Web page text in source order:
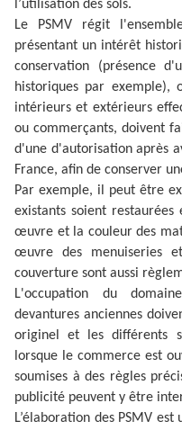
l’utilisation des sols.
Le PSMV régit
présentant un intérêt
conservation (présence
historiques par exemple),
intérieurs et extérieurs
ou commerçants, doivent
d'une d'autorisation après
France, afin de conserver
Par exemple, il peut être
existants soient
œuvre et la couleur des
œuvre des menuiseries
couverture sont aussi
L'occupation du
devantures anciennes
originel et les différents
lorsque le commerce est
soumises à des règles
publicité peuvent y être
L’élaboration des PSMV